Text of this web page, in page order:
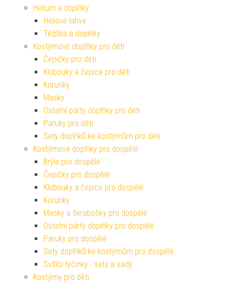
Helium a doplňky
Heliové lahve
Těžítka a doplňky
Kostýmové doplňky pro děti
Čepičky pro děti
Klobouky a čepice pro děti
Korunky
Masky
Ostatní párty doplňky pro děti
Paruky pro děti
Sety doplňků ke kostýmům pro děti
Kostýmové doplňky pro dospělé
Brýle pro dospělé
Čepičky pro dospělé
Klobouky a čepice pro dospělé
Korunky
Masky a škrabošky pro dospělé
Ostatní párty doplňky pro dospělé
Paruky pro dospělé
Sety doplňků ke kostýmům pro dospělé
Svítící tyčinky - sety a sady
Kostýmy pro děti